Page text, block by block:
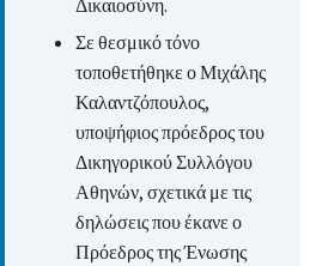
Σε θεσμικό τόνο
τοποθετήθηκε ο Μιχάλης
Καλαντζόπουλος,
υποψήφιος πρόεδρος του
Δικηγορικού Συλλόγου
Αθηνών, σχετικά με τις
δηλώσεις που έκανε ο
Πρόεδρος της Ένωσης